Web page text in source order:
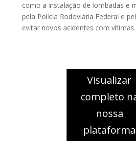
como a instalação de lombadas e
pela Polícia Rodoviária Federal e
evitar novos acidentes com vítimas.
Visualizar
completo
nossa
plataforma